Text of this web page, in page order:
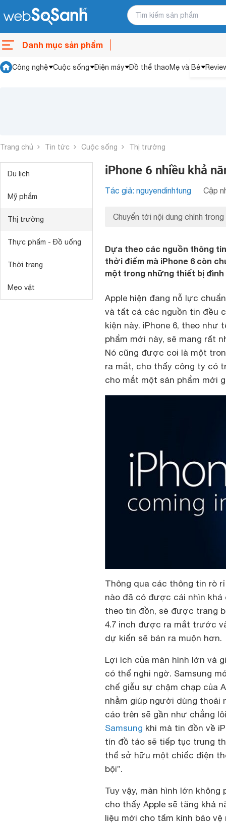
Danh mục sản phẩm
Công nghệ Cuộc sống Điện máy Đồ thể thaoMẹ và Bé
Trang chủ Tin tức Cuộc sống Thị trường
Du lịch
Mỹ phẩm
Thị trường
Thực phẩm - Đồ uống
Thời trang
Mẹo vặt
iPhone 6 nhiều khả
Tác giả: nguyendinhtung Cập
Chuyển tới nội dung chính trong
Dựa theo các nguồn thông
thời điểm mà iPhone 6 còn
một trong những thiết bị đình
Apple hiện đang nỗ lực
và tất cả các nguồn tin đều
kiện này. iPhone 6, theo
phẩm mới này, sẽ mang rất
Nó cũng được coi là một
ra mắt, cho thấy công ty có
cho mắt một sản phẩm mới
Thông qua các thông tin rò
nào đã có được cái nhìn khá
theo tin đồn, sẽ được trang
4.7 inch được ra mắt trước
dự kiến sẽ bán ra muộn hơn.
Lợi ích của màn hình lớn và
có thể nghi ngờ. Samsung
chế giễu sự chậm chạp của
nhằm giúp người dùng
cáo trên sẽ gần như chẳng
Samsung khi mà tin đồn về
tín đồ táo sẽ tiếp tục trung
thể sở hữu một chiếc điện
bội”.
Tuy vậy, màn hình lớn
cho thấy Apple sẽ tăng khả
liệu mới cho tấm kính bảo vệ